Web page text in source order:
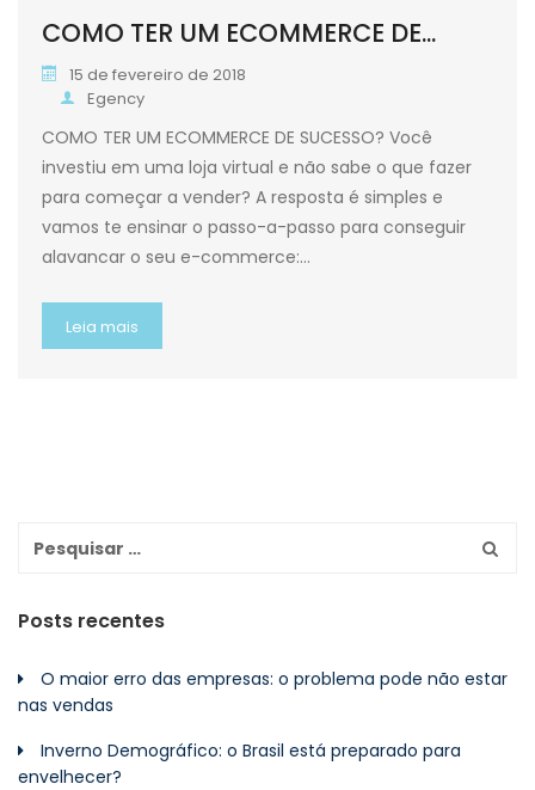
COMO TER UM ECOMMERCE DE...
15 de fevereiro de 2018
Egency
COMO TER UM ECOMMERCE DE SUCESSO? Você
investiu em uma loja virtual e não sabe o que fazer
para começar a vender? A resposta é simples e
vamos te ensinar o passo-a-passo para conseguir
alavancar o seu e-commerce:…
Leia mais
Posts recentes
O maior erro das empresas: o problema pode não estar
nas vendas
Inverno Demográfico: o Brasil está preparado para
envelhecer?